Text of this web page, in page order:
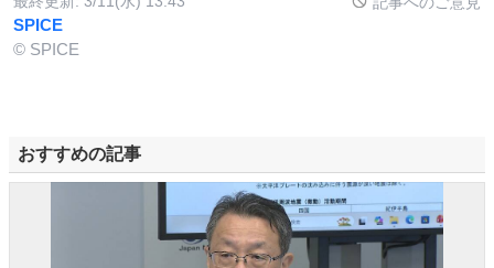
SPICE
© SPICE
おすすめの記事